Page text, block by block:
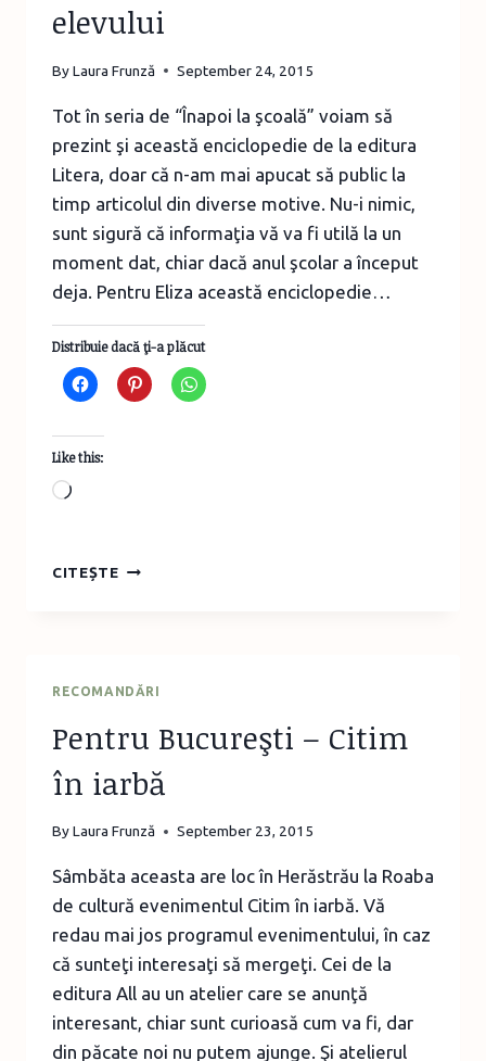
CLUB
MORIŞCA
elevului
ByLaura Frunză September 24, 2015
Tot în seria de “Înapoi la şcoală” voiam să
prezint şi această enciclopedie de la editura
Litera, doar că n-am mai apucat să public la
timp articolul din diverse motive. Nu-i nimic,
sunt sigură că informaţia vă va fi utilă la un
moment dat, chiar dacă anul şcolar a început
deja. Pentru Eliza această enciclopedie…
Distribuie dacă ţi-a plăcut
Like this:
Loading…
CITEȘTEMAREA
RECOMANDĂRI
Pentru Bucureşti – Citim
în iarbă
ByLaura Frunză September 23, 2015
Sâmbăta aceasta are loc în Herăstrău la Roaba
de cultură evenimentul Citim în iarbă. Vă
redau mai jos programul evenimentului, în caz
că sunteţi interesaţi să mergeţi. Cei de la
editura All au un atelier care se anunţă
interesant, chiar sunt curioasă cum va fi, dar
din păcate noi nu putem ajunge. Şi atelierul